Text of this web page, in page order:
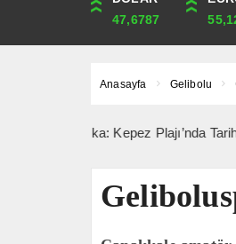
47,6787
4,341,81
Anasayfa Gelibolu
Dakika: Kepez Plajı’nda Tarihi